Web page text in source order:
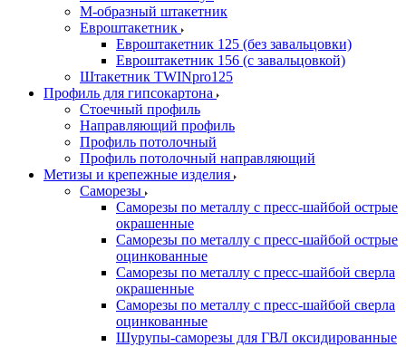
М-образный штакетник
Евроштакетник
Евроштакетник 125 (без завальцовки)
Евроштакетник 156 (с завальцовкой)
Штакетник TWINpro125
Профиль для гипсокартона
Стоечный профиль
Направляющий профиль
Профиль потолочный
Профиль потолочный направляющий
Метизы и крепежные изделия
Саморезы
Саморезы по металлу с пресс-шайбой острые
окрашенные
Саморезы по металлу с пресс-шайбой острые
оцинкованные
Саморезы по металлу с пресс-шайбой сверла
окрашенные
Саморезы по металлу с пресс-шайбой сверла
оцинкованные
Шурупы-саморезы для ГВЛ оксидированные